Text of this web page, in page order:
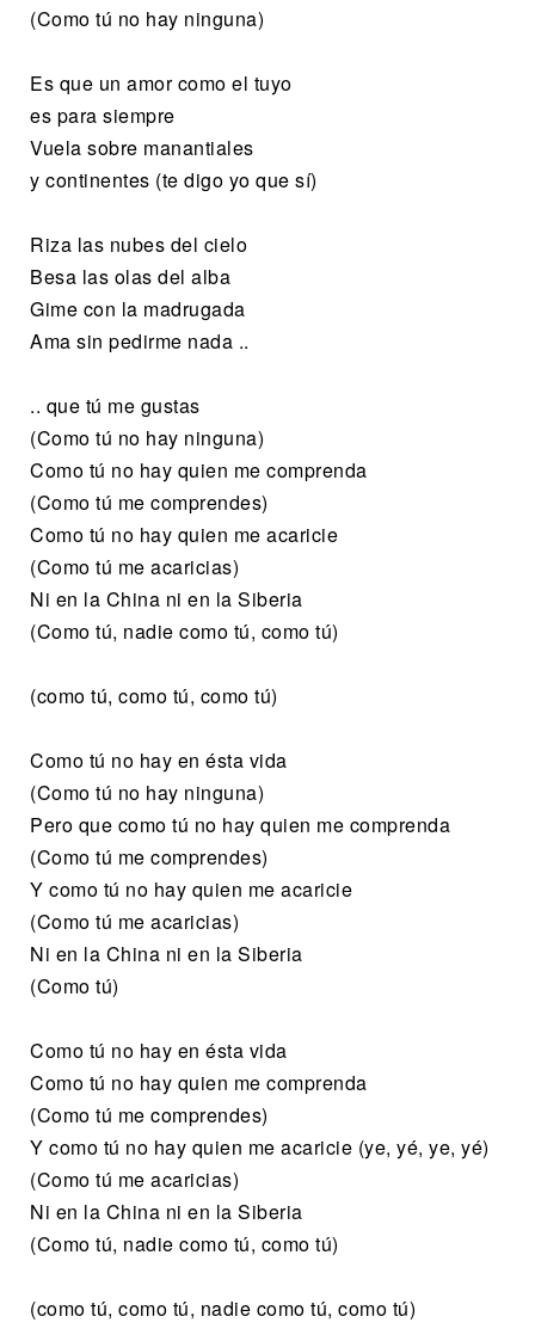
(Como tú no hay ninguna)
Es que un amor como el tuyo
es para siempre
Vuela sobre manantiales
y continentes (te digo yo que sí)
Riza las nubes del cielo
Besa las olas del alba
Gime con la madrugada
Ama sin pedirme nada ..
.. que tú me gustas
(Como tú no hay ninguna)
Como tú no hay quien me comprenda
(Como tú me comprendes)
Como tú no hay quien me acaricie
(Como tú me acaricias)
Ni en la China ni en la Siberia
(Como tú, nadie como tú, como tú)
(como tú, como tú, como tú)
Como tú no hay en ésta vida
(Como tú no hay ninguna)
Pero que como tú no hay quien me comprenda
(Como tú me comprendes)
Y como tú no hay quien me acaricie
(Como tú me acaricias)
Ni en la China ni en la Siberia
(Como tú)
Como tú no hay en ésta vida
Como tú no hay quien me comprenda
(Como tú me comprendes)
Y como tú no hay quien me acaricie (ye, yé, ye, yé)
(Como tú me acaricias)
Ni en la China ni en la Siberia
(Como tú, nadie como tú, como tú)
(como tú, como tú, nadie como tú, como tú)